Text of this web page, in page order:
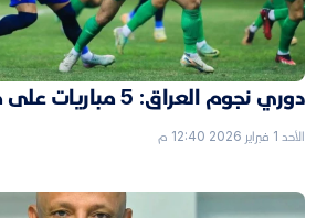
دوري نجوم العراق: 5 مباريات على ملاعب مختلفة
الأحد 1 فبراير 2026 12:40 م